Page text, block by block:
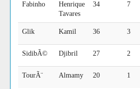
Fabinho
Henrique
Tavares
34 7
Glik Kamil 36 3
SidibÃ© Djibril 27 2
TourÃ¨ Almamy 20 1